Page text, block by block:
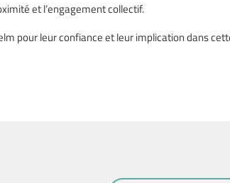
et l’engagement collectif.
pour leur confiance et leur implication dans